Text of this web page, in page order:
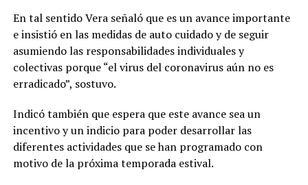
En tal sentido Vera señaló que es un avance importante
e insistió en las medidas de auto cuidado y de seguir
asumiendo las responsabilidades individuales y
colectivas porque “el virus del coronavirus aún no es
erradicado”, sostuvo.
Indicó también que espera que este avance sea un
incentivo y un indicio para poder desarrollar las
diferentes actividades que se han programado con
motivo de la próxima temporada estival.